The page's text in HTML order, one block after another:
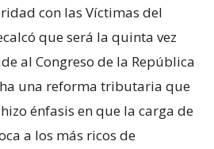
con las Víctimas del
que será la quinta vez
al Congreso de la República
una reforma tributaria que
énfasis en que la carga de
a los más ricos de